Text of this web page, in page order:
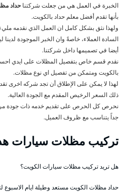
الخبرة في العمل هي من جعلت شركتنا حداد
بأنها تقدم أفضل معلم حداد بالكويت.
ولهذا نثق بشكل كامل ان العمل الذي نقدمه
السادة العملاء، خاصةً وان الخبر الموجودة
أيضا في تصميمها داخل شركتنا.
نقدم قسم خاص بتفصيل المظلات على ايدي
بالكويت ومتمكن من تفصيل اي نوع مظلات.
لهذا لا يمكن على الإطلاق أن تجد شركه اخرى
ذلك السعر الرخيص المقدم مع الجودة العالية.
نحرص كل الحرص على تقديم خدمه ذات جودة
جداً يتناسب مع ظروف العميل.
تركيب مظلات سيارات
هل تريد تركيب مظلات سيارات الكويت؟
حداد مظلات الكويت مستعد وطيلة ايام